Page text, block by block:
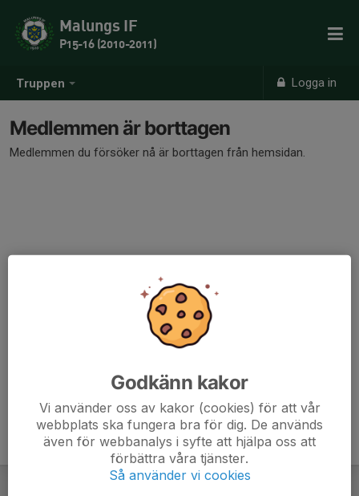
Truppen Logga in
Malungs IF
P15-16 (2010-2011)
Medlemmen är borttagen
Medlemmen du försöker nå är borttagen från hemsidan.
Godkänn kakor
Vi använder oss av kakor (cookies) för att vår
webbplats ska fungera bra för dig. De används
även för webbanalys i syfte att hjälpa oss att
förbättra våra tjänster.
Så använder vi cookies